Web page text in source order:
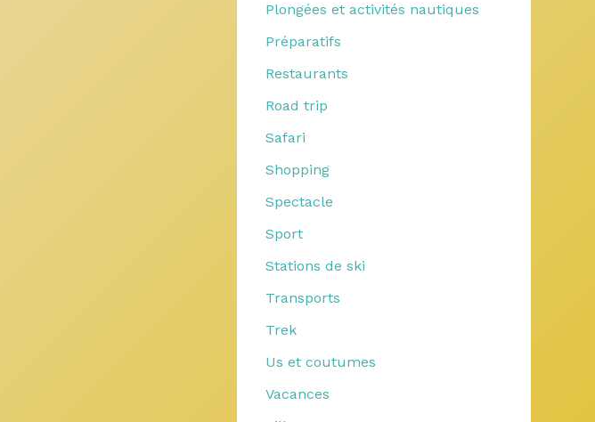
Plongées et activités nautiques
Préparatifs
Restaurants
Road trip
Safari
Shopping
Spectacle
Sport
Stations de ski
Transports
Trek
Us et coutumes
Vacances